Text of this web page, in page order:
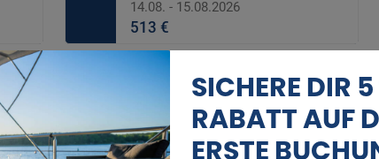
14.08. - 15.08.2026
513 €
16.08. - 17.08.2026
18.08. - 19.08.2026
SICHERE DIR
RABATT AUF
ERSTE